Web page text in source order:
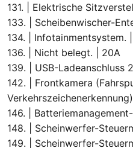
131. | Elektrische
133. | Scheibenwischer-
134. | Infotainmentsystem.
136. | Nicht belegt. | 20A
139. | USB-Ladeanschluss
142. | Frontkamera
146. |
148. | Scheinwerfer-
149. | Scheinwerfer-